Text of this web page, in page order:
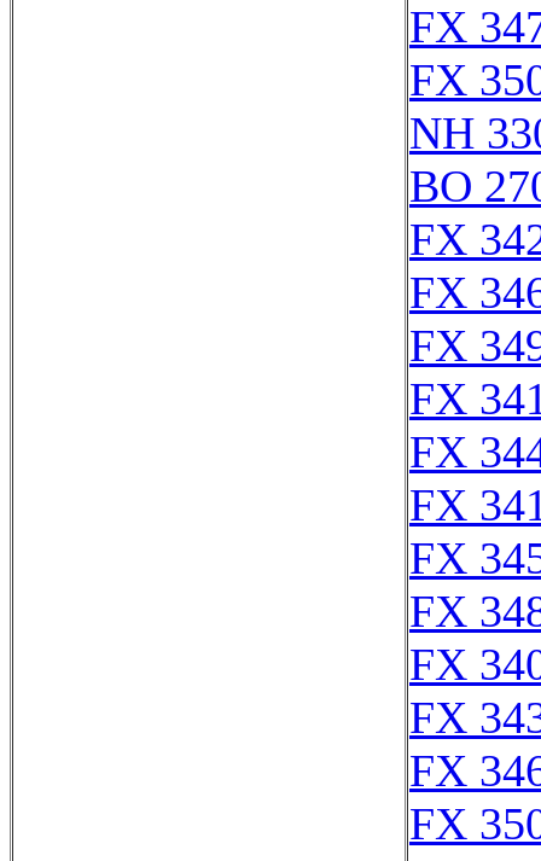
FX
FX
NH
BO
FX
FX
FX
FX
FX
FX
FX
FX
FX
FX
FX
FX